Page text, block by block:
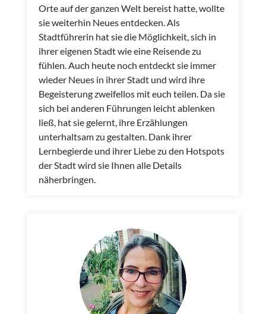
Orte auf der ganzen Welt bereist hatte, wollte
sie weiterhin Neues entdecken. Als
Stadtführerin hat sie die Möglichkeit, sich in
ihrer eigenen Stadt wie eine Reisende zu
fühlen. Auch heute noch entdeckt sie immer
wieder Neues in ihrer Stadt und wird ihre
Begeisterung zweifellos mit euch teilen. Da sie
sich bei anderen Führungen leicht ablenken
ließ, hat sie gelernt, ihre Erzählungen
unterhaltsam zu gestalten. Dank ihrer
Lernbegierde und ihrer Liebe zu den Hotspots
der Stadt wird sie Ihnen alle Details
näherbringen.